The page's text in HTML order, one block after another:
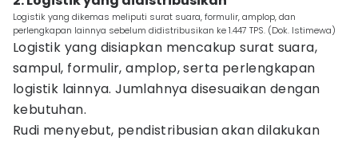
Logistik yang dikemas meliputi surat suara, formulir, amplop, dan
perlengkapan lainnya sebelum didistribusikan ke 1.447 TPS. (Dok. Istimewa)
Logistik yang disiapkan mencakup surat suara,
sampul, formulir, amplop, serta perlengkapan
logistik lainnya. Jumlahnya disesuaikan dengan
kebutuhan.
Rudi menyebut, pendistribusian akan dilakukan